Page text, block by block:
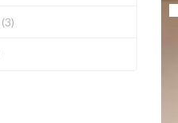
(3)